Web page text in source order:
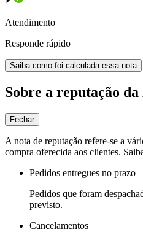
Atendimento
Responde rápido
Saiba como foi calculada essa nota
Sobre a reputação
Fechar
A nota de reputação refere-se a
compra oferecida aos clientes.
Pedidos entregues no prazo
Pedidos que foram
previsto.
Cancelamentos